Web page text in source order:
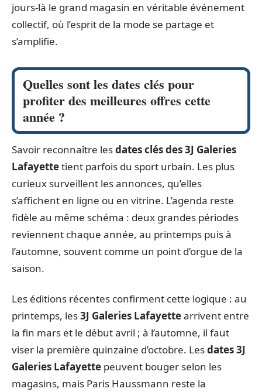
jours-là le grand magasin en véritable événement
collectif, où l’esprit de la mode se partage et
s’amplifie.
Quelles sont les dates clés pour
profiter des meilleures offres cette
année ?
Savoir reconnaître lesdates clés des 3J Galeries
Lafayettetient parfois du sport urbain. Les plus
curieux surveillent les annonces, qu’elles
s’affichent en ligne ou en vitrine. L’agenda reste
fidèle au même schéma : deux grandes périodes
reviennent chaque année, au printemps puis à
l’automne, souvent comme un point d’orgue de la
saison.
Les éditions récentes confirment cette logique : au
printemps, les3J Galeries Lafayettearrivent entre
la fin mars et le début avril ; à l’automne, il faut
viser la première quinzaine d’octobre. Lesdates 3J
Galeries Lafayette peuvent bouger selon les
magasins, mais Paris Haussmann reste la